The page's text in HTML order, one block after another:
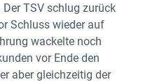
TSV schlug zurück
Schluss wieder auf
wackelte noch
vor Ende den
aber gleichzeitig der